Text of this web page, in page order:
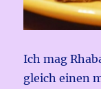
Ich mag
gleich einen